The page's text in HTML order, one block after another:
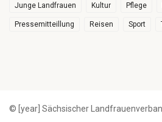
Junge Landfrauen Kultur Pflege
Pressemitteillung Reisen Sport
© [year] Sächsischer